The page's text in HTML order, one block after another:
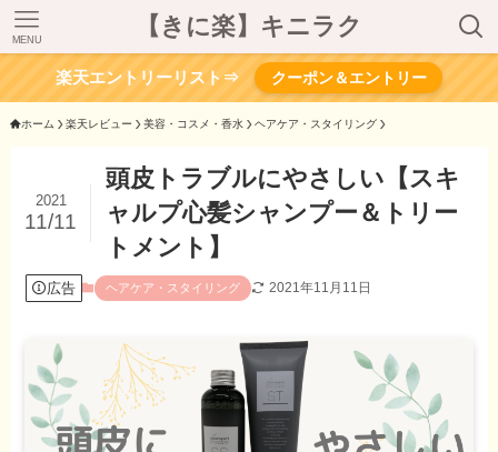
【きに楽】キニラク
MENU
楽天エントリーリスト⇒ クーポン＆エントリー
ホーム 楽天レビュー 美容・コスメ・香水 ヘアケア・スタイリング
頭皮トラブルにやさしい【スキ
ャルプ心髪シャンプー＆トリー
トメント】
2021
11/11
広告 ヘアケア・スタイリング 2021年11月11日